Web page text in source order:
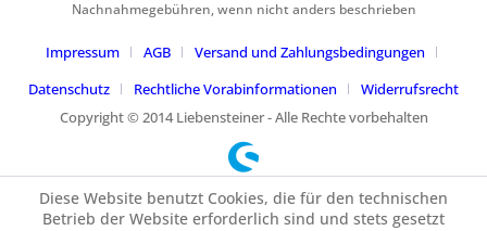
Nachnahmegebühren, wenn nicht anders beschrieben
Impressum AGB
Versand und Zahlungsbedingungen
Datenschutz
Rechtliche Vorabinformationen
Widerrufsrecht
Copyright © 2014 Liebensteiner - Alle Rechte vorbehalten
Diese Website benutzt Cookies, die für den technischen
Betrieb der Website erforderlich sind und stets gesetzt